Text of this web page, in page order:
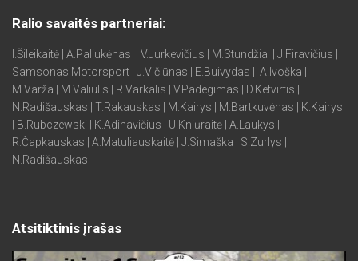
Ralio savaitės partneriai:
I.Šileikaitė | A.Paliukėnas | V.Jurkevičius | M.Stundžia | J.Firavičius |
Samsonas Motorsport | J.Vičiūnas | E.Buivydas | A.Ivoška |
M.Varža | M.Valiulis | R.Varkalis | V.Padegimas | D.Ketvirtis |
N.Radišauskas | T.Rakauskas | M.Kairys | M.Bartkuvėnas | K.Kairys
| B.Rubczewski | K.Adinavičius | U.Kniūraitė | A.Laukys |
R.Čapkauskas | A.Matuliauskaitė | J.Simaška | S.Zurlys |
N.Radišauskas
Atsitiktinis įrašas